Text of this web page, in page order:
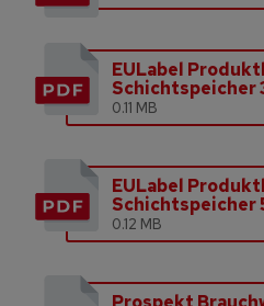
EULabel
Schichtspeicher
0.11 MB
EULabel
Schichtspeicher
0.12 MB